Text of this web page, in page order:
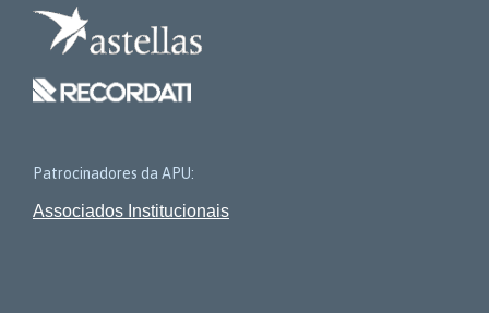
Patrocinadores da APU:
Associados Institucionais